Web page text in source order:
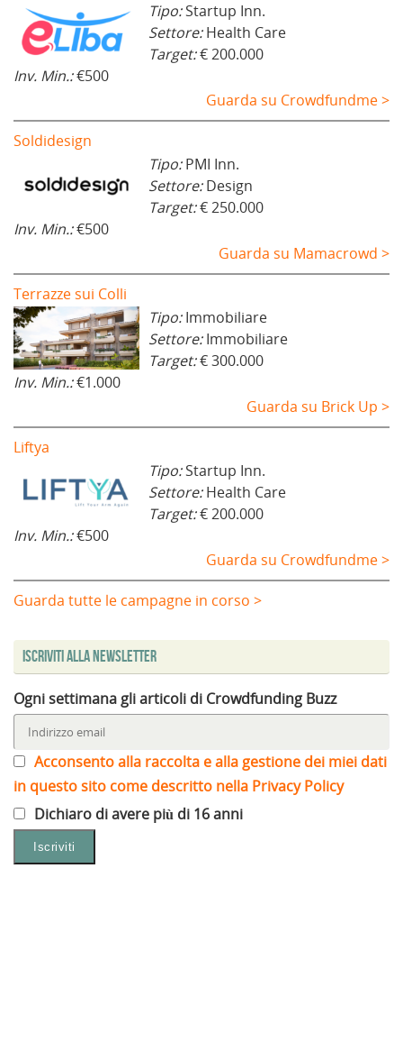
Tipo:Startup Inn.
Settore:Health Care
Target:€ 200.000
Inv. Min.:€500
Guarda su Crowdfundme >
Soldidesign
Tipo:PMI Inn.
Settore:Design
Target:€ 250.000
Inv. Min.:€500
Guarda su Mamacrowd >
Terrazze sui Colli
Tipo:Immobiliare
Settore:Immobiliare
Target:€ 300.000
Inv. Min.:€1.000
Guarda su Brick Up >
Liftya
Tipo:Startup Inn.
Settore:Health Care
Target:€ 200.000
Inv. Min.:€500
Guarda su Crowdfundme >
Guarda tutte le campagne in corso >
Iscriviti alla Newsletter
Ogni settimana gli articoli di Crowdfunding Buzz
Acconsento alla raccolta e alla gestione dei miei dati
in questo sito come descritto nella Privacy Policy
Dichiaro di avere più di 16 anni